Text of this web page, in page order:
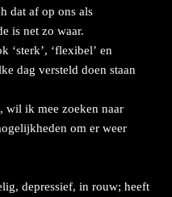
dat af op ons als
is net zo waar.
‘sterk’, ‘flexibel’ en
dag versteld doen staan
wil ik mee zoeken naar
om er weer
, depressief, in rouw; heeft